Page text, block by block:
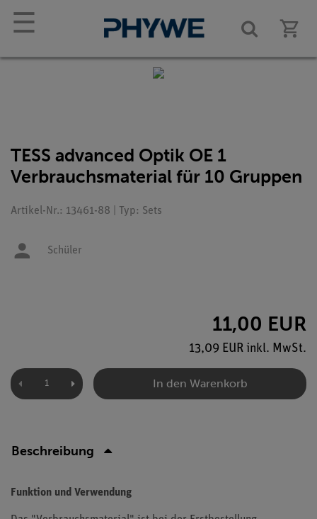
☰
TESS advanced Optik OE 1
Verbrauchsmaterial für 10 Gruppen
Artikel-Nr.: 13461-88 | Typ: Sets
Schüler
11,00 EUR
13,09 EUR inkl. MwSt.
In den Warenkorb
Beschreibung
Funktion und Verwendung